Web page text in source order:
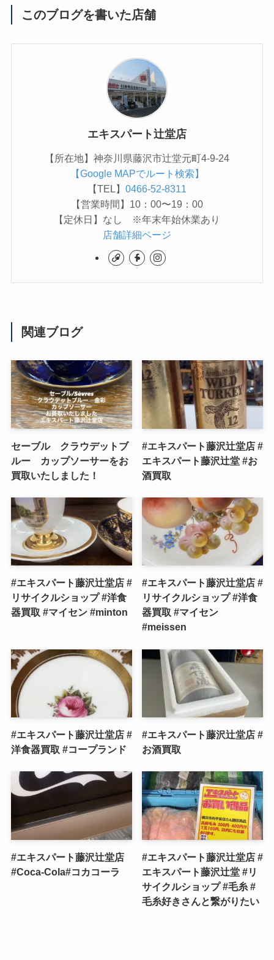
このブログを書いた店舗
エキスパート辻堂店
【所在地】神奈川県藤沢市辻堂元町4-9-24
【Google MAPでルート検索】
【TEL】 0466-52-8311
【営業時間】10：00〜19：00
【定休日】なし ※年末年始休業あり
店舗詳細ページ
関連ブログ
セーブル クラウデットブ
ルー カップソーサーをお
買取いたしました！
#エキスパート藤沢辻堂店 #
エキスパート藤沢辻堂 #お
酒買取
#エキスパート藤沢辻堂店 #
リサイクルショップ #洋食
器買取 #マイセン #minton
#エキスパート藤沢辻堂店 #
リサイクルショップ #洋食
器買取 #マイセン
#meissen
#エキスパート藤沢辻堂店 #
洋食器買取 #コープランド
#エキスパート藤沢辻堂店 #
お酒買取
#エキスパート藤沢辻堂店
#Coca-Cola#コカコーラ
#エキスパート藤沢辻堂店 #
エキスパート藤沢辻堂 #リ
サイクルショップ #毛糸 #
毛糸好きさんと繋がりたい